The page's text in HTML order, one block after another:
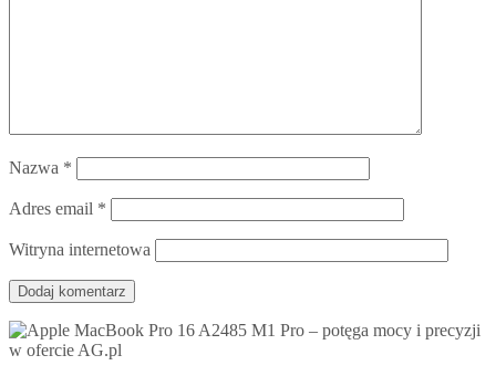
Nazwa *
Adres email *
Witryna internetowa